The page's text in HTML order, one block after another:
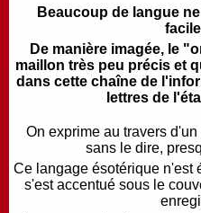
Beaucoup de langue
De manière imagée, le
maillon très peu précis et
dans cette chaîne de
lettres de
On exprime au travers
sans le dire,
Ce langage ésotérique n'est
s'est accentué sous le